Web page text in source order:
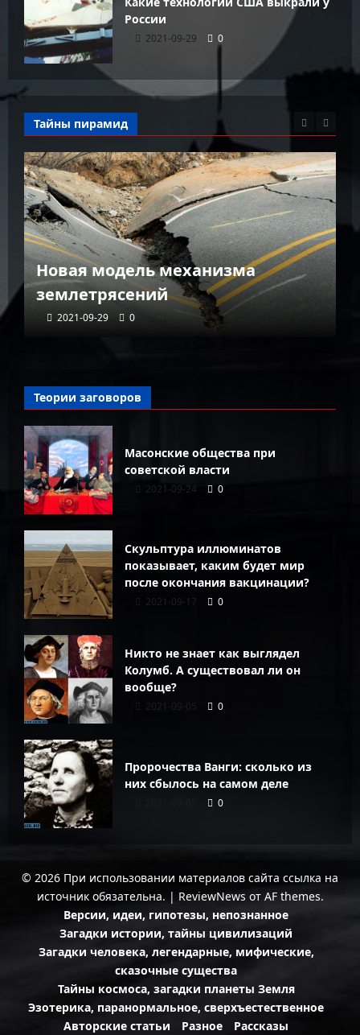
России
2021-09-29 0
Тайны пирамид
Новая модель механизма
землетрясений
2021-09-29 0
Теории заговоров
Масонские общества при
советской власти
2021-09-24 0
Скульптура иллюминатов
показывает, каким будет мир
после окончания вакцинации?
2021-09-17 0
Никто не знает как выглядел
Колумб. А существовал ли он
вообще?
2021-09-05 0
Пророчества Ванги: сколько из
них сбылось на самом деле
0
© 2026 При использовании материалов сайта ссылка на
источник обязательна. | ReviewNews от AF themes.
Версии, идеи, гипотезы, непознанное
Загадки истории, тайны цивилизаций
Загадки человека, легендарные, мифические,
сказочные существа
Тайны космоса, загадки планеты Земля
Эзотерика, паранормальное, сверхъестественное
Авторские статьи
Разное
Рассказы